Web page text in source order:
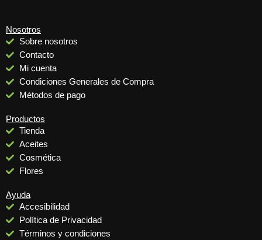
Nosotros
Sobre nosotros
Contacto
Mi cuenta
Condiciones Generales de Compra
Métodos de pago
Productos
Tienda
Aceites
Cosmética
Flores
Ayuda
Accesibilidad
Política de Privacidad
Términos y condiciones